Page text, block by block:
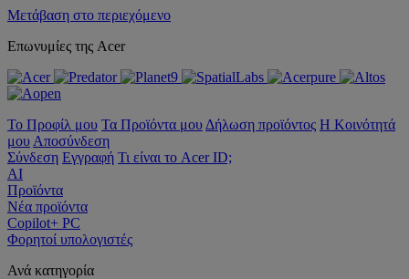
Μετάβαση στο περιεχόμενο
Επωνυμίες της Acer
Το Προφίλ μου Τα Προϊόντα μου Δήλωση προϊόντος Η Κοινότητά
μου Αποσύνδεση
Σύνδεση Εγγραφή Τι είναι το Acer ID;
AI
Προϊόντα
Νέα προϊόντα
Copilot+ PC
Φορητοί υπολογιστές
Ανά κατηγορία